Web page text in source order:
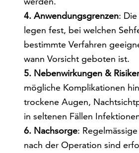
4. Anwendungsgrenzen:
legen fest, bei welchen
bestimmte Verfahren
wann Vorsicht geboten ist.
5. Nebenwirkungen &
mögliche Komplikationen
trockene Augen,
in seltenen Fällen
6. Nachsorge:
nach der Operation sind